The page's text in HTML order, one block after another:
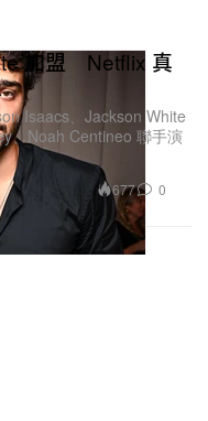
加盟 Netflix 真
Isaacs、Jackson White
、Noah Centineo 聯手演
677 0